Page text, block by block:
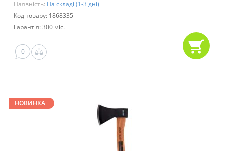
Наявність: На складі (1-3 дні)
Код товару: 1868335
Гарантія: 300 міс.
0
НОВИНКА